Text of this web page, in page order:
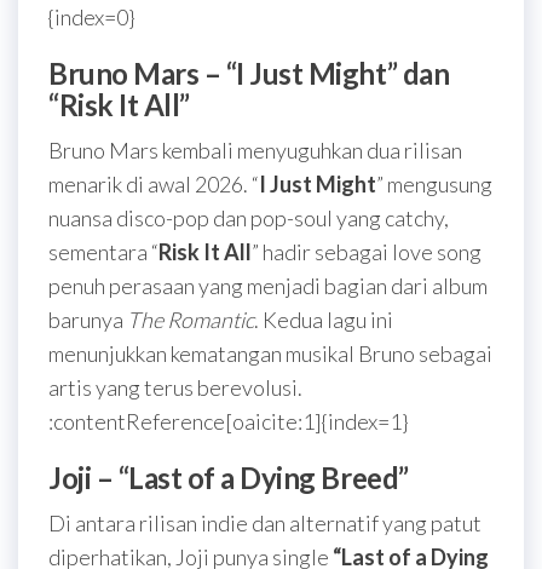
{index=0}
Bruno Mars – “I Just Might” dan
“Risk It All”
Bruno Mars kembali menyuguhkan dua rilisan
menarik di awal 2026. “I Just Might” mengusung
nuansa disco-pop dan pop-soul yang catchy,
sementara “Risk It All” hadir sebagai love song
penuh perasaan yang menjadi bagian dari album
barunya The Romantic. Kedua lagu ini
menunjukkan kematangan musikal Bruno sebagai
artis yang terus berevolusi.
:contentReference[oaicite:1]{index=1}
Joji – “Last of a Dying Breed”
Di antara rilisan indie dan alternatif yang patut
diperhatikan, Joji punya single “Last of a Dying